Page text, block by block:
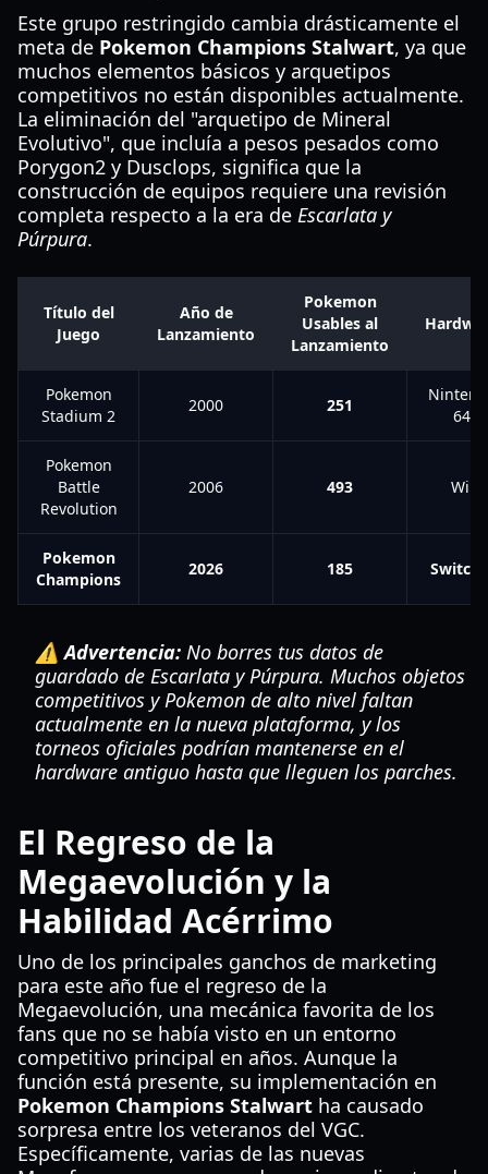
Este grupo restringido cambia drásticamente el
meta de Pokemon Champions Stalwart, ya que
muchos elementos básicos y arquetipos
competitivos no están disponibles actualmente.
La eliminación del "arquetipo de Mineral
Evolutivo", que incluía a pesos pesados como
Porygon2 y Dusclops, significa que la
construcción de equipos requiere una revisión
completa respecto a la era de Escarlata y
Púrpura.
Título del
Juego
Año de
Lanzamiento
Pokemon
Usables al
Lanzamiento
Pokemon
Stadium 2
2000 251
64
Pokemon
Battle
Revolution
2006 493 Wii
Pokemon
Champions
2026 185 Switch
⚠️ Advertencia: No borres tus datos de
guardado de Escarlata y Púrpura. Muchos objetos
competitivos y Pokemon de alto nivel faltan
actualmente en la nueva plataforma, y los
torneos oficiales podrían mantenerse en el
hardware antiguo hasta que lleguen los parches.
El Regreso de la
Megaevolución y la
Habilidad Acérrimo
Uno de los principales ganchos de marketing
para este año fue el regreso de la
Megaevolución, una mecánica favorita de los
fans que no se había visto en un entorno
competitivo principal en años. Aunque la
función está presente, su implementación en
Pokemon Champions Stalwart ha causado
sorpresa entre los veteranos del VGC.
Específicamente, varias de las nuevas